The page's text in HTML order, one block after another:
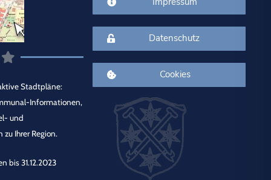
Stadtpläne:
Informationen,
und
Ihrer Region.
bis 31.12.2023
Datenschutz
Cookies